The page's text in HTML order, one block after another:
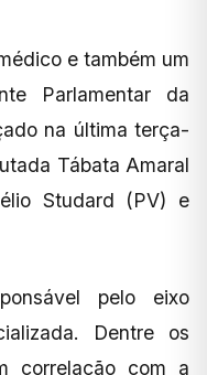
e também um
Parlamentar da
na última terça-
Tábata Amaral
Studard (PV) e
pelo eixo
Dentre os
correlação com a